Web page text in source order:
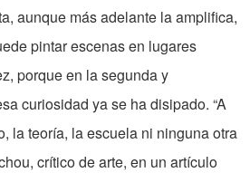
aunque más adelante la amplifica,
pintar escenas en lugares
porque en la segunda y
curiosidad ya se ha disipado. “A
la teoría, la escuela ni ninguna otra
crítico de arte, en un artículo